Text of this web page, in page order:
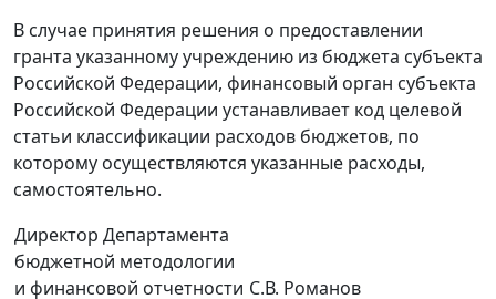
В случае принятия решения о предоставлении
гранта указанному учреждению из бюджета субъекта
Российской Федерации, финансовый орган субъекта
Российской Федерации устанавливает код целевой
статьи классификации расходов бюджетов, по
которому осуществляются указанные расходы,
самостоятельно.
Директор Департамента
бюджетной методологии
и финансовой отчетности С.В. Романов